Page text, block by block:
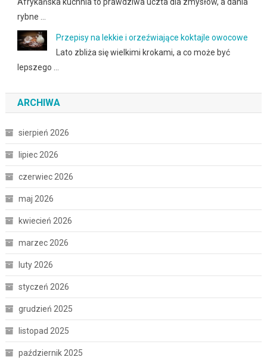
Afrykańska kuchnia to prawdziwa uczta dla zmysłów, a dania
rybne …
Przepisy na lekkie i orzeźwiające koktajle owocowe
Lato zbliża się wielkimi krokami, a co może być
lepszego …
ARCHIWA
sierpień 2026
lipiec 2026
czerwiec 2026
maj 2026
kwiecień 2026
marzec 2026
luty 2026
styczeń 2026
grudzień 2025
listopad 2025
październik 2025